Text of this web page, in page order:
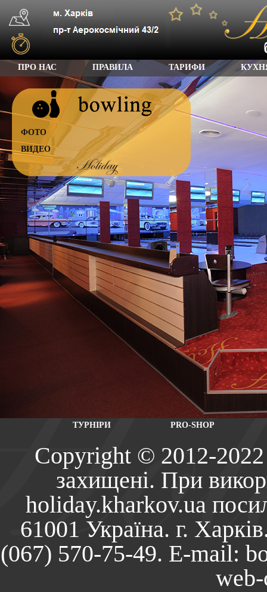
ПРО НАС ПРАВИЛА ТАРИФИ
ФОТО
ВИДЕО
ТУРНІРИ PRO-SHOP
Copyright © 2012-2022
захищені. При
holiday.kharkov.ua
61001 Україна. г.
(067) 570-75-49. E-mail:
web-